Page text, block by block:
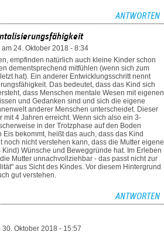
ANTWORTEN
am 24. Oktober 2018 - 8:34
empfinden natürlich auch kleine Kinder schon
dementsprechend mitfühlen (wenn sich zum
hat). Ein anderer Entwicklungsschritt nennt
Das bedeutet, dass das Kind sich
dass Menschen mentale Wesen mit eigenen
und Gedanken sind und sich die eigene
anderer Menschen unterscheidet. Dieser
mit 4 Jahren erreicht. Wenn sich also ein 3-
in der Trotzphase auf den Boden
Eis bekommt, heißt das auch, dass das Kind
noch nicht verstehen kann, dass die Mutter eigene
Wünsche und Beweggründe hat. Im Erleben
Mutter unnachvollziehbar - das passt nicht zur
aus Sicht des Kindes. Vor diesem Hintergrund
gut verstehen.
ANTWORTEN
30. Oktober 2018 - 15:57